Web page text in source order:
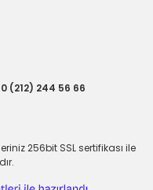
0 (212) 244 56 66
256bit SSL sertifikası ile